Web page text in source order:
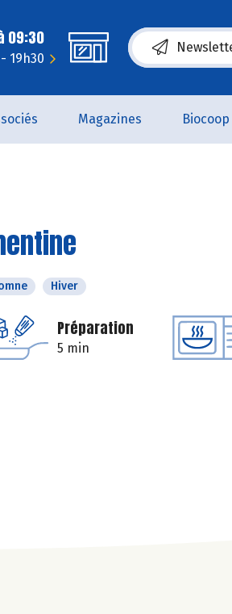
09:30
19h30 (s’ouvre dans
Magazines Biocoop
Hiver
Préparation
5 min